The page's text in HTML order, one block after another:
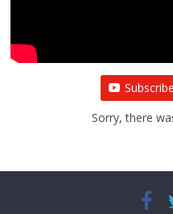
Sorry, there